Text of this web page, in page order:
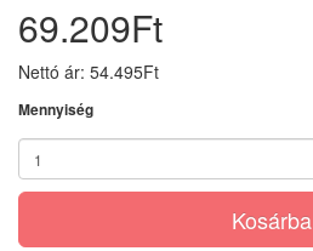
69.209Ft
Nettó ár: 54.495Ft
Mennyiség
Kosárba